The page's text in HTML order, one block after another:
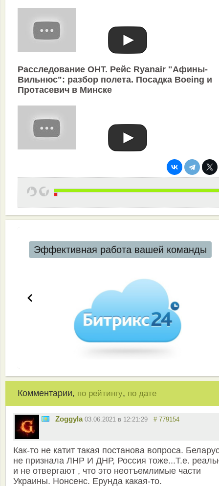
Расследование ОНТ. Рейс Ryanair "Афины-
Вильнюс": разбор полета. Посадка Boeing и
Протасевич в Минске
Эффективная работа вашей команды
Комментарии, по рейтингу, по дате
Zoggyla 03.06.2021 в 12:21:29 # 779154
Как-то не катит такая постанова вопроса.
не признала ЛНР И ДНР, Россия тоже...Т.е.
и не отвергают , что это неотъемлимые части
Украины. Нонсенс. Ерунда какая-то.